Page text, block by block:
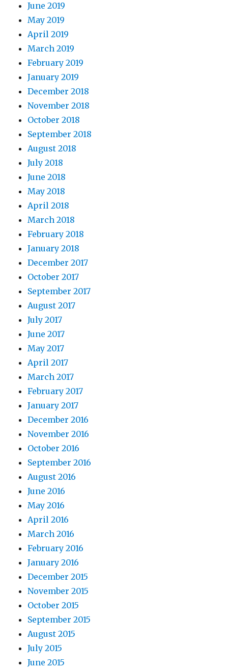
June 2019
May 2019
April 2019
March 2019
February 2019
January 2019
December 2018
November 2018
October 2018
September 2018
August 2018
July 2018
June 2018
May 2018
April 2018
March 2018
February 2018
January 2018
December 2017
October 2017
September 2017
August 2017
July 2017
June 2017
May 2017
April 2017
March 2017
February 2017
January 2017
December 2016
November 2016
October 2016
September 2016
August 2016
June 2016
May 2016
April 2016
March 2016
February 2016
January 2016
December 2015
November 2015
October 2015
September 2015
August 2015
July 2015
June 2015